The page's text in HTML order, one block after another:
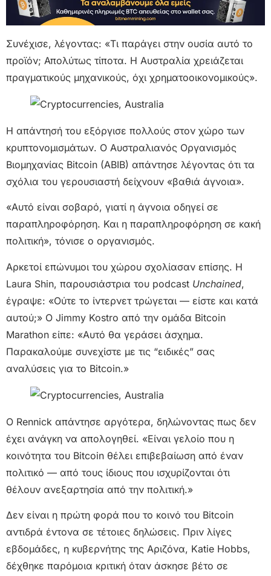
Συνέχισε, λέγοντας: «Τι παράγει στην ουσία αυτό το
προϊόν; Απολύτως τίποτα. Η Αυστραλία χρειάζεται
πραγματικούς μηχανικούς, όχι χρηματοοικονομικούς».
Η απάντησή του εξόργισε πολλούς στον χώρο των
κρυπτονομισμάτων. Ο Αυστραλιανός Οργανισμός
Βιομηχανίας Bitcoin (ABIB) απάντησε λέγοντας ότι τα
σχόλια του γερουσιαστή δείχνουν «βαθιά άγνοια».
«Αυτό είναι σοβαρό, γιατί η άγνοια οδηγεί σε
παραπληροφόρηση. Και η παραπληροφόρηση σε κακή
πολιτική», τόνισε ο οργανισμός.
Αρκετοί επώνυμοι του χώρου σχολίασαν επίσης. Η
Laura Shin, παρουσιάστρια του podcast Unchained,
έγραψε: «Ούτε το ίντερνετ τρώγεται — είστε και κατά
αυτού;» Ο Jimmy Kostro από την ομάδα Bitcoin
Marathon είπε: «Αυτό θα γεράσει άσχημα.
Παρακαλούμε συνεχίστε με τις “ειδικές” σας
αναλύσεις για το Bitcoin.»
Ο Rennick απάντησε αργότερα, δηλώνοντας πως δεν
έχει ανάγκη να απολογηθεί. «Είναι γελοίο που η
κοινότητα του Bitcoin θέλει επιβεβαίωση από έναν
πολιτικό — από τους ίδιους που ισχυρίζονται ότι
θέλουν ανεξαρτησία από την πολιτική.»
Δεν είναι η πρώτη φορά που το κοινό του Bitcoin
αντιδρά έντονα σε τέτοιες δηλώσεις. Πριν λίγες
εβδομάδες, η κυβερνήτης της Αριζόνα, Katie Hobbs,
δέχθηκε παρόμοια κριτική όταν άσκησε βέτο σε